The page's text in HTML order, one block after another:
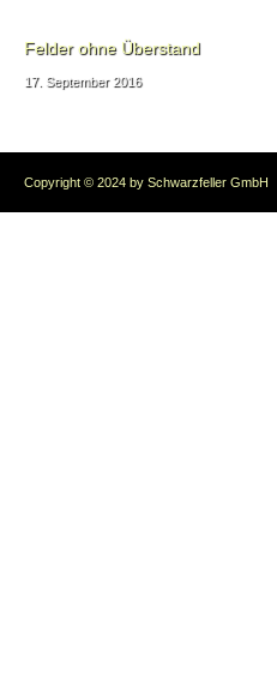
Felder ohne Überstand
17. September 2016
Copyright © 2024 by Schwarzfeller GmbH